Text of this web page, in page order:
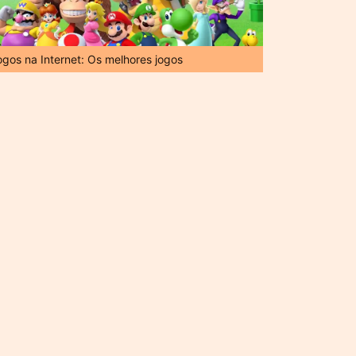
na Internet: Os melhores jogos